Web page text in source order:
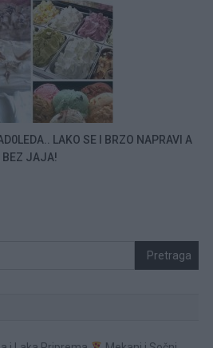
LAKO SE I BRZO NAPRAVI A
BEZ JAJA!
Pretraga